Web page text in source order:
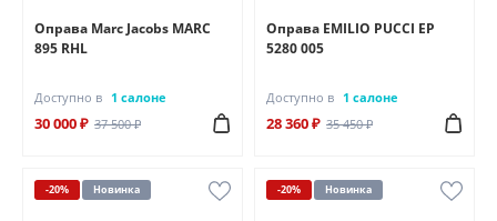
Оправа Marc Jacobs MARC
895 RHL
Доступно в 1 салоне
30 000 ₽ 37 500 ₽
Оправа EMILIO PUCCI EP
5280 005
Доступно в 1 салоне
28 360 ₽ 35 450 ₽
-20% Новинка -20% Новинка